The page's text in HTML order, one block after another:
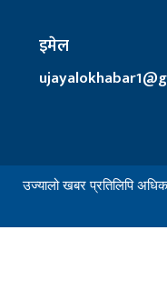
इमेल
उज्यालो खबर प्रतिलिपि